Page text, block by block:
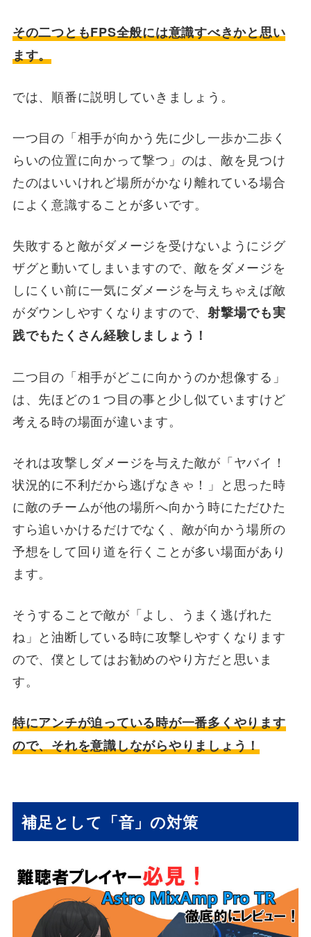
その二つともFPS全般には意識すべきかと思い
ます。
では、順番に説明していきましょう。
一つ目の「相手が向かう先に少し一歩か二歩く
らいの位置に向かって撃つ」のは、敵を見つけ
たのはいいけれど場所がかなり離れている場合
によく意識することが多いです。
失敗すると敵がダメージを受けないようにジグ
ザグと動いてしまいますので、敵をダメージを
しにくい前に一気にダメージを与えちゃえば敵
がダウンしやすくなりますので、射撃場でも実
践でもたくさん経験しましょう！
二つ目の「相手がどこに向かうのか想像する」
は、先ほどの１つ目の事と少し似ていますけど
考える時の場面が違います。
それは攻撃しダメージを与えた敵が「ヤバイ！
状況的に不利だから逃げなきゃ！」と思った時
に敵のチームが他の場所へ向かう時にただひた
すら追いかけるだけでなく、敵が向かう場所の
予想をして回り道を行くことが多い場面があり
ます。
そうすることで敵が「よし、うまく逃げれた
ね」と油断している時に攻撃しやすくなります
ので、僕としてはお勧めのやり方だと思いま
す。
特にアンチが迫っている時が一番多くやります
ので、それを意識しながらやりましょう！
補足として「音」の対策